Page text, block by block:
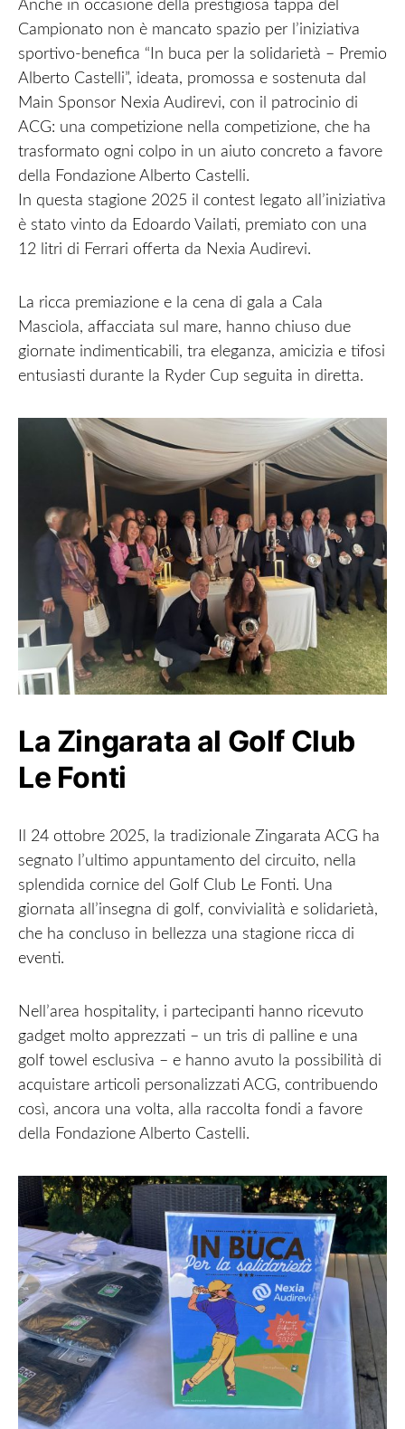
Anche in occasione della prestigiosa tappa del
Campionato non è mancato spazio per l’iniziativa
sportivo-benefica “In buca per la solidarietà – Premio
Alberto Castelli”, ideata, promossa e sostenuta dal
Main Sponsor Nexia Audirevi, con il patrocinio di
ACG: una competizione nella competizione, che ha
trasformato ogni colpo in un aiuto concreto a favore
della Fondazione Alberto Castelli.
In questa stagione 2025 il contest legato all’iniziativa
è stato vinto da Edoardo Vailati, premiato con una
12 litri di Ferrari offerta da Nexia Audirevi.
La ricca premiazione e la cena di gala a Cala
Masciola, affacciata sul mare, hanno chiuso due
giornate indimenticabili, tra eleganza, amicizia e tifosi
entusiasti durante la Ryder Cup seguita in diretta.
La Zingarata al Golf Club
Le Fonti
Il 24 ottobre 2025, la tradizionale Zingarata ACG ha
segnato l’ultimo appuntamento del circuito, nella
splendida cornice del Golf Club Le Fonti. Una
giornata all’insegna di golf, convivialità e solidarietà,
che ha concluso in bellezza una stagione ricca di
eventi.
Nell’area hospitality, i partecipanti hanno ricevuto
gadget molto apprezzati – un tris di palline e una
golf towel esclusiva – e hanno avuto la possibilità di
acquistare articoli personalizzati ACG, contribuendo
così, ancora una volta, alla raccolta fondi a favore
della Fondazione Alberto Castelli.